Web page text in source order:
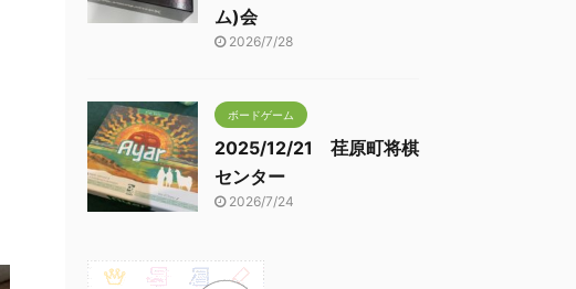
ム)会
2026/7/28
ボードゲーム
2025/12/21 荏原町将棋
センター
2026/7/24